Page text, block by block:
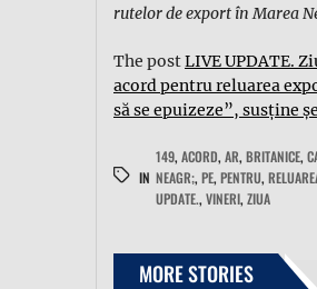
rutelor de export în Marea
The postLIVE UPDATE.
acord pentru reluarea
să se epuizeze”, susține
IN
149, ACORD, AR, BRITANICE,
NEAGR;, PE, PENTRU,
UPDATE., VINERI, ZIUA
MORE STORIES